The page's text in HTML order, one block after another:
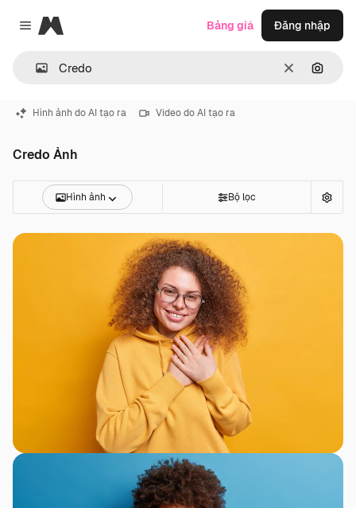
Close menu
Magnific
ThôngTìm
Bảng giá Đăng nhập
Hình ảnh do AI tạo ra Video do AI tạo ra
Credo Ảnh
Hình ảnh Bộ lọc